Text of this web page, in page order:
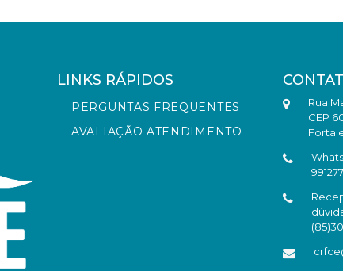
LINKS RÁPIDOS
PERGUNTAS FREQUENTES
AVALIAÇÃO ATENDIMENTO
Rua
CEP